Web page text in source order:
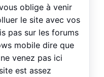
oblige à venir
le site avec vos
pas sur les forums
mobile dire que
venez pas ici
est assez